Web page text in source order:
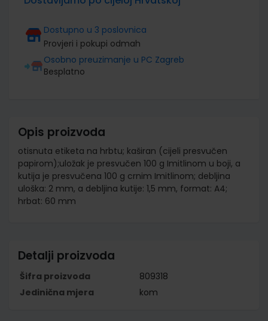
Dostupno u 3 poslovnica
Provjeri i pokupi odmah
Osobno preuzimanje u PC Zagreb
Besplatno
Opis proizvoda
otisnuta etiketa na hrbtu; kaširan (cijeli presvučen
papirom);uložak je presvučen 100 g Imitlinom u boji, a
kutija je presvučena 100 g crnim Imitlinom; debljina
uloška: 2 mm, a debljina kutije: 1,5 mm, format: A4;
hrbat: 60 mm
Detalji proizvoda
Šifra proizvoda
809318
Jedinična mjera
kom